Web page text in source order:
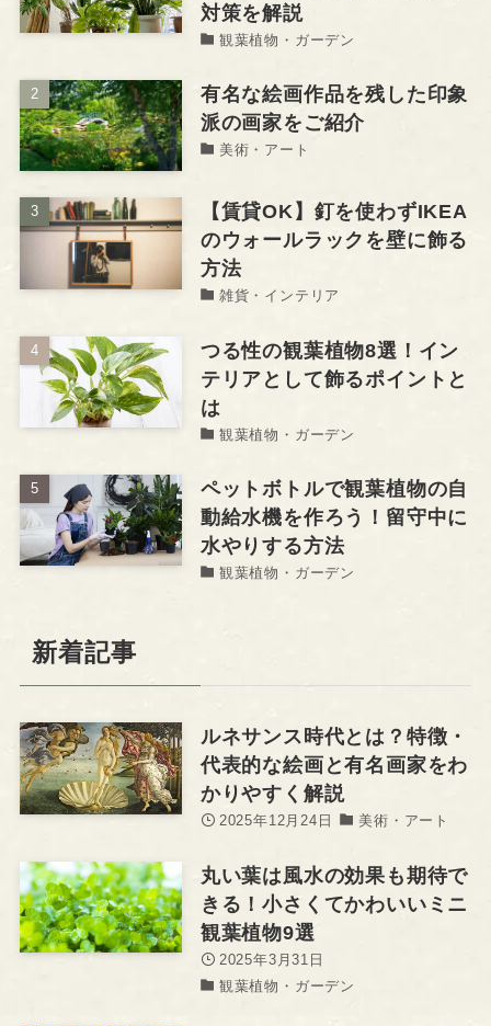
対策を解説
観葉植物・ガーデン
有名な絵画作品を残した印象
派の画家をご紹介
美術・アート
【賃貸OK】釘を使わずIKEA
のウォールラックを壁に飾る
方法
雑貨・インテリア
つる性の観葉植物8選！イン
テリアとして飾るポイントと
は
観葉植物・ガーデン
ペットボトルで観葉植物の自
動給水機を作ろう！留守中に
水やりする方法
観葉植物・ガーデン
新着記事
ルネサンス時代とは？特徴・
代表的な絵画と有名画家をわ
かりやすく解説
2025年12月24日 美術・アート
丸い葉は風水の効果も期待で
きる！小さくてかわいいミニ
観葉植物9選
2025年3月31日
観葉植物・ガーデン